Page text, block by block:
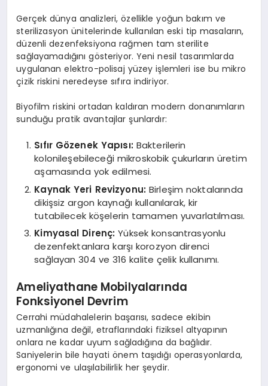
Gerçek dünya analizleri, özellikle yoğun bakım ve
sterilizasyon ünitelerinde kullanılan eski tip masaların,
düzenli dezenfeksiyona rağmen tam sterilite
sağlayamadığını gösteriyor. Yeni nesil tasarımlarda
uygulanan elektro-polisaj yüzey işlemleri ise bu mikro
çizik riskini neredeyse sıfıra indiriyor.
Biyofilm riskini ortadan kaldıran modern donanımların
sunduğu pratik avantajlar şunlardır:
Sıfır Gözenek Yapısı: Bakterilerin
kolonileşebileceği mikroskobik çukurların üretim
aşamasında yok edilmesi.
Kaynak Yeri Revizyonu: Birleşim noktalarında
dikişsiz argon kaynağı kullanılarak, kir
tutabilecek köşelerin tamamen yuvarlatılması.
Kimyasal Direnç: Yüksek konsantrasyonlu
dezenfektanlara karşı korozyon direnci
sağlayan 304 ve 316 kalite çelik kullanımı.
Ameliyathane Mobilyalarında
Fonksiyonel Devrim
Cerrahi müdahalelerin başarısı, sadece ekibin
uzmanlığına değil, etraflarındaki fiziksel altyapının
onlara ne kadar uyum sağladığına da bağlıdır.
Saniyelerin bile hayati önem taşıdığı operasyonlarda,
ergonomi ve ulaşılabilirlik her şeydir.